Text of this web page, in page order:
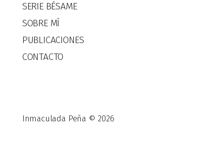
SERIE BÉSAME
SOBRE MÍ
PUBLICACIONES
CONTACTO
Inmaculada Peña © 2026